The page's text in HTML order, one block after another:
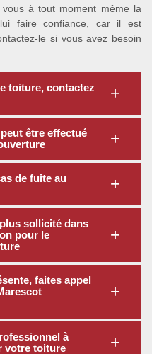
à tout moment même la
faire confiance, car il est
le si vous avez besoin
toiture, contactez
être effectué
de fuite au
sollicité dans
pour le
faites appel
à
votre toiture